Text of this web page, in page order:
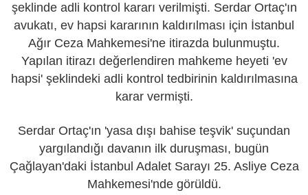
şeklinde adli kontrol kararı verilmişti. Serdar Ortaç'ın
avukatı, ev hapsi kararının kaldırılması için İstanbul
Ağır Ceza Mahkemesi'ne itirazda bulunmuştu.
Yapılan itirazı değerlendiren mahkeme heyeti 'ev
hapsi' şeklindeki adli kontrol tedbirinin kaldırılmasına
karar vermişti.
Serdar Ortaç'ın 'yasa dışı bahise teşvik' suçundan
yargılandığı davanın ilk duruşması, bugün
Çağlayan'daki İstanbul Adalet Sarayı 25. Asliye Ceza
Mahkemesi'nde görüldü.